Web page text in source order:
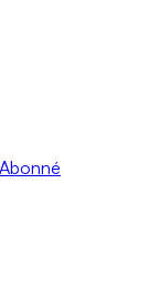
Abonné